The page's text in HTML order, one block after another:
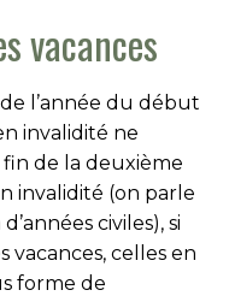
vacances
l’année du début
invalidité ne
fin de la deuxième
invalidité (on parle
civiles), si
vacances, celles en
forme de